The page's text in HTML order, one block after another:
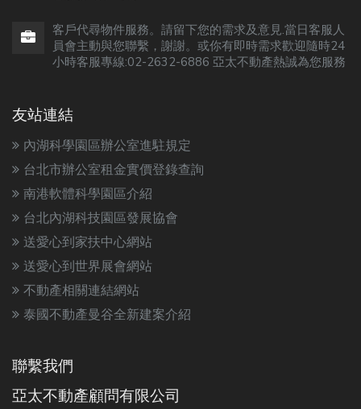
客戶代尋物件服務。請留下您的需求及意見.當日客服人
員會主動與您聯繫，謝謝。或你有即時需求歡迎隨時24
小時客服專線:02-2632-6886 亞太不動產熱誠為您服務
友站連結
內湖科學園區辦公室進駐規定
台北市辦公室租金實價登錄查詢
南港軟體科學園區介紹
台北內湖科技園區發展協會
送愛心到家扶中心網站
送愛心到世界展會網站
不動產相關連結網站
泰國不動產曼谷全新建案介紹
聯繫我們
亞太不動產顧問有限公司